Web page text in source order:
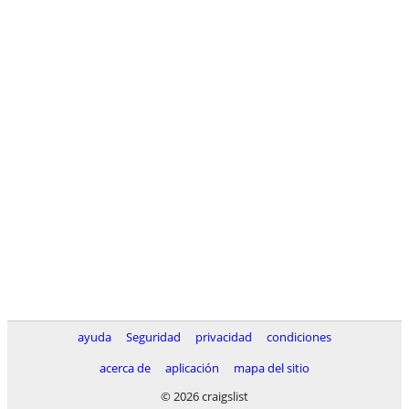
ayuda Seguridad privacidad
condiciones
acerca de
aplicación
mapa del sitio
© 2026 craigslist